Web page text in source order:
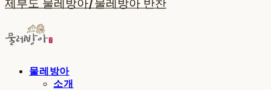
제부도 물레방아/물레방아 반찬
물레방아
소개